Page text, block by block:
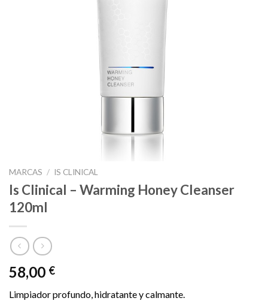
MARCAS / IS CLINICAL
Is Clinical – Warming Honey Cleanser
120ml
58,00 €
Limpiador profundo, hidratante y calmante.